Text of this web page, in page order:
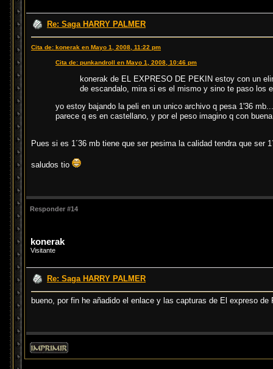
Re: Saga HARRY PALMER
Cita de: konerak en Mayo 1, 2008, 11:22 pm
Cita de: punkandroll en Mayo 1, 2008, 10:46 pm
konerak de EL EXPRESO DE PEKIN estoy con un
de escandalo, mira si es el mismo y sino te paso los
yo estoy bajando la peli en un unico archivo q pesa 1'36
parece q es en castellano, y por el peso imagino q con
Pues si es 1´36 mb tiene que ser pesima la calidad tendra que ser
saludos tio
Responder #14
konerak
Visitante
Re: Saga HARRY PALMER
bueno, por fin he añadido el enlace y las capturas de El expreso